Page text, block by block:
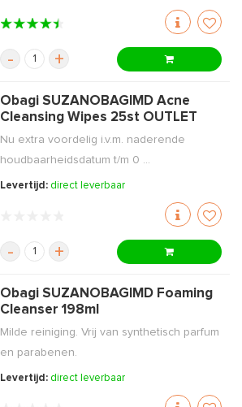
- +
Obagi SUZANOBAGIMD Acne
Cleansing Wipes 25st OUTLET
Nu extra voordelig i.v.m. naderende
houdbaarheidsdatum t/m 0 ...
Levertijd: direct leverbaar
- +
Obagi SUZANOBAGIMD Foaming
Cleanser 198ml
Milde reiniging. Vrij van synthetisch parfum
en parabenen.
Levertijd: direct leverbaar